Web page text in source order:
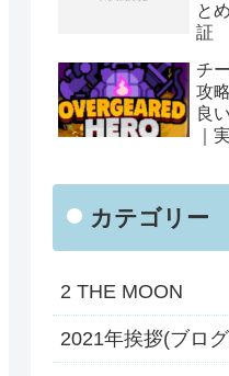
と
証
チ
攻
良
｜
カテゴリー
2 THE MOON
2021年挨拶(ブロ